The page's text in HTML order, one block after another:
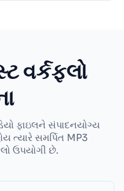
વર્કફ્લો
ફાઇલને સંપાદનયોગ્ય
ત્યારે સમર્પિત MP3
ઉપયોગી છે.